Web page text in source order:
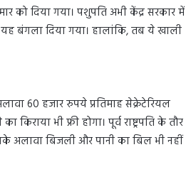
को दिया गया। पशुपति अभी केंद्र सरकार में
बंगला दिया गया। हालांकि, तब ये खाली
60 हजार रुपये प्रतिमाह सेक्रेटेरियल
भी फ्री होगा। पूर्व राष्ट्रपति के तौर
अलावा बिजली और पानी का बिल भी नहीं